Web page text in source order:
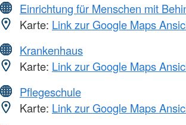
Einrichtung für Menschen mit
Karte: Link zur Google Maps
Krankenhaus
Karte: Link zur Google Maps
Pflegeschule
Karte: Link zur Google Maps